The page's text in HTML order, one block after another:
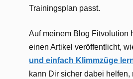
Trainingsplan passt.
Auf meinem Blog Fitvolution
einen Artikel veröffentlicht,
und einfach Klimmzüge
kann Dir sicher dabei helfen,